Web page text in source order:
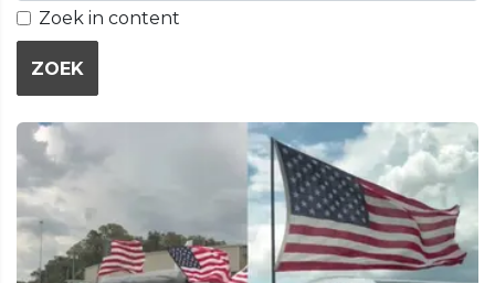
Zoek in content
ZOEK